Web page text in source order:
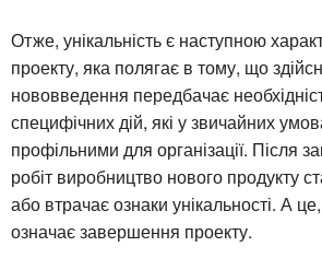
Отже, унікальність є наступною
проекту, яка полягає в тому, що
нововведення передбачає
специфічних дій, які у звичайних
профільними для організації. Після
робіт виробництво нового продукту
або втрачає ознаки унікальності. А
означає завершення проекту.